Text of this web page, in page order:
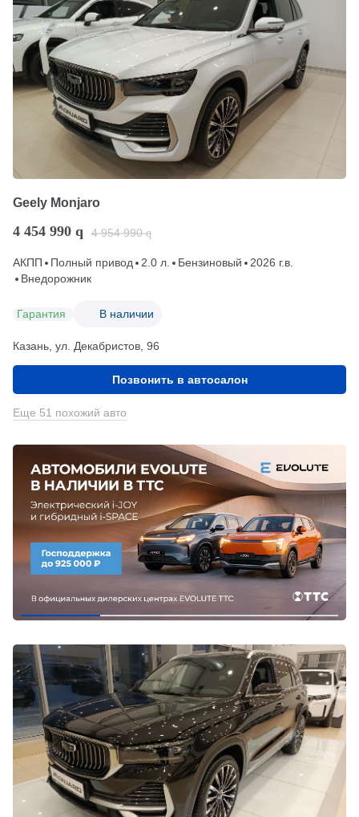
Geely Monjaro
4 454 990 q 4 954 990 q
АКПП Полный привод 2.0 л. Бензиновый
2026 г.в.
Внедорожник
Гарантия В наличии
Казань, ул. Декабристов, 96
Позвонить в автосалон
Еще 51 похожий авто